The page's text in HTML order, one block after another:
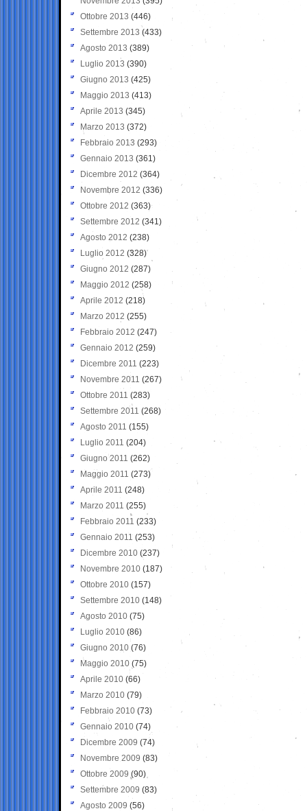
Ottobre 2013 (446)
Settembre 2013 (433)
Agosto 2013 (389)
Luglio 2013 (390)
Giugno 2013 (425)
Maggio 2013 (413)
Aprile 2013 (345)
Marzo 2013 (372)
Febbraio 2013 (293)
Gennaio 2013 (361)
Dicembre 2012 (364)
Novembre 2012 (336)
Ottobre 2012 (363)
Settembre 2012 (341)
Agosto 2012 (238)
Luglio 2012 (328)
Giugno 2012 (287)
Maggio 2012 (258)
Aprile 2012 (218)
Marzo 2012 (255)
Febbraio 2012 (247)
Gennaio 2012 (259)
Dicembre 2011 (223)
Novembre 2011 (267)
Ottobre 2011 (283)
Settembre 2011 (268)
Agosto 2011 (155)
Luglio 2011 (204)
Giugno 2011 (262)
Maggio 2011 (273)
Aprile 2011 (248)
Marzo 2011 (255)
Febbraio 2011 (233)
Gennaio 2011 (253)
Dicembre 2010 (237)
Novembre 2010 (187)
Ottobre 2010 (157)
Settembre 2010 (148)
Agosto 2010 (75)
Luglio 2010 (86)
Giugno 2010 (76)
Maggio 2010 (75)
Aprile 2010 (66)
Marzo 2010 (79)
Febbraio 2010 (73)
Gennaio 2010 (74)
Dicembre 2009 (74)
Novembre 2009 (83)
Ottobre 2009 (90)
Settembre 2009 (83)
Agosto 2009 (56)